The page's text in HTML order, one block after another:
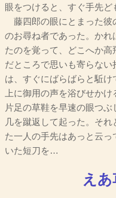
眼をつけると、すぐ手先ど
藤四郎の眼にとまった彼
のお尋ね者であった。か
たのを覚って、どこへか
だところで思いも寄らな
は、すぐにばらばらと駈
上に御用の声を浴びせかけ
片足の草鞋を早速の眼つ
几を蹴返して起った。そ
た一人の手先はあっと云
いた短刀を…
え